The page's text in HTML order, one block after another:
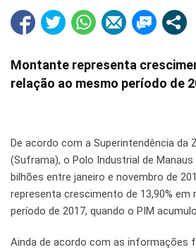
Montante representa
relação ao mesmo período de
De acordo com a Superintendência da
(Suframa), o Polo Industrial de
bilhões entre janeiro e novembro de
representa crescimento de 13,90% em
período de 2017, quando o PIM
Ainda de acordo com as informações